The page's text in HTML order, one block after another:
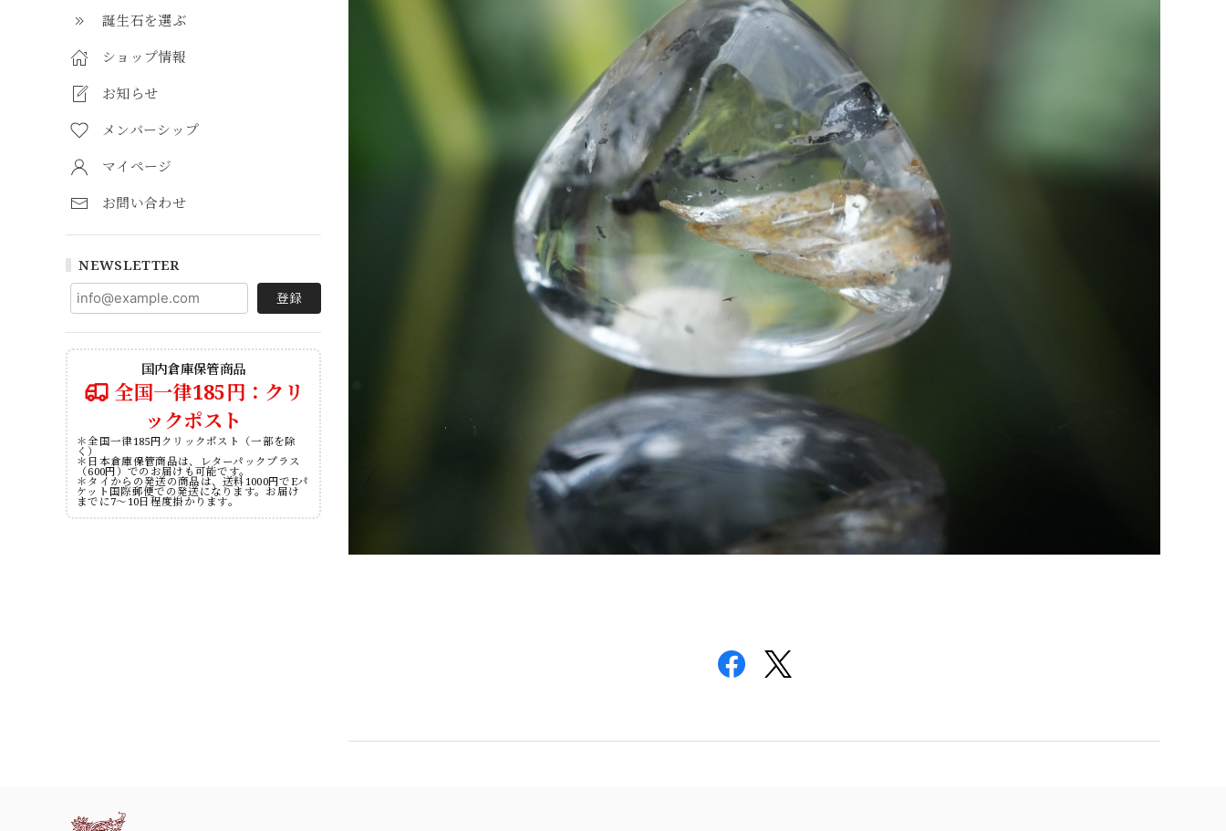
誕生石を選ぶ
ショップ情報
お知らせ
メンバーシップ
マイページ
お問い合わせ
NEWSLETTER
登録
国内倉庫保管商品
全国一律185円：クリ
ックポスト
＊全国一律185円クリックポスト（一部を除
く）
＊日本倉庫保管商品は、レターパックプラス
（600円）でのお届けも可能です。
＊タイからの発送の商品は、送料1000円でEパ
ケット国際郵便での発送になります。お届け
までに7～10日程度掛かります。